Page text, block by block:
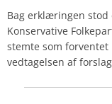
Bag erklæringen
Konservative
stemte som
vedtagelsen af